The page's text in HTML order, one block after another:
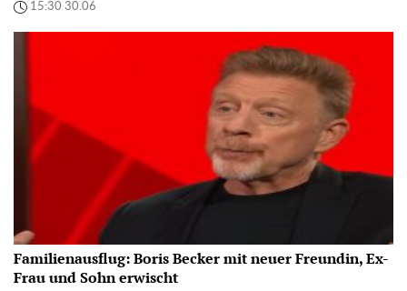
15:30 30.06
Familienausflug: Boris Becker mit neuer Freundin, Ex-
Frau und Sohn erwischt